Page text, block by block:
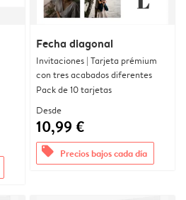
Fecha diagonal
Invitaciones | Tarjeta prémium
con tres acabados diferentes
Pack de 10 tarjetas
Desde
10,99 €
offers Precios bajos cada día